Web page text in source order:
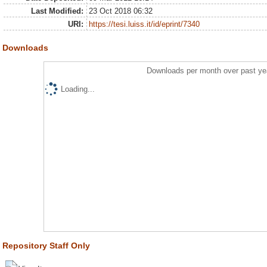
Last Modified:
23 Oct 2018 06:32
URI:
https://tesi.luiss.it/id/eprint/7340
Downloads
Downloads per month over past
Loading...
Repository Staff Only